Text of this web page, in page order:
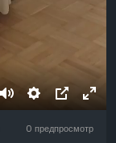
MuteSettings
профиля
0 предпросмотр